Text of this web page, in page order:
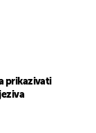
prikazivati